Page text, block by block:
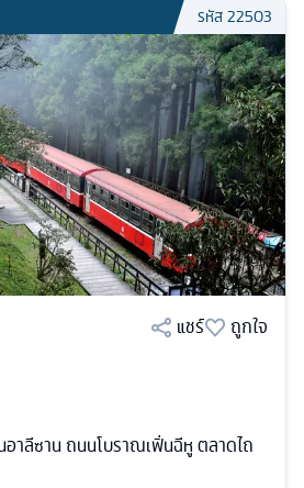
รหัส22503
แชร์
ถูกใจ
อาลีซาน ถนนโบราณเฟิ่นฉีหู ตลาดไถ